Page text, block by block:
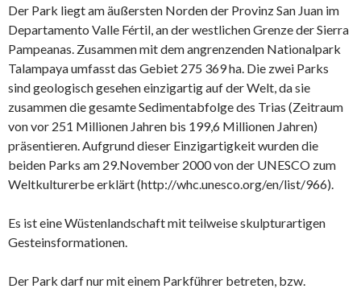
Der Park liegt am äußersten Norden der Provinz San Juan im
Departamento Valle Fértil, an der westlichen Grenze der Sierra
Pampeanas. Zusammen mit dem angrenzenden Nationalpark
Talampaya umfasst das Gebiet 275 369 ha. Die zwei Parks
sind geologisch gesehen einzigartig auf der Welt, da sie
zusammen die gesamte Sedimentabfolge des Trias (Zeitraum
von vor 251 Millionen Jahren bis 199,6 Millionen Jahren)
präsentieren. Aufgrund dieser Einzigartigkeit wurden die
beiden Parks am 29.November 2000 von der UNESCO zum
Weltkulturerbe erklärt (http://whc.unesco.org/en/list/966).
Es ist eine Wüstenlandschaft mit teilweise skulpturartigen
Gesteinsformationen.
Der Park darf nur mit einem Parkführer betreten, bzw.